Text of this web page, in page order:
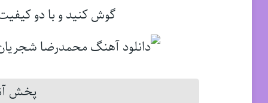
گوش کنید و با دو
پخش